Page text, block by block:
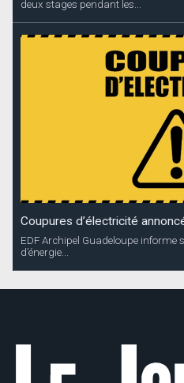
deux stages pendant les...
Coupures d’électricité
EDF Archipel Guadeloupe informe
d’énergie...